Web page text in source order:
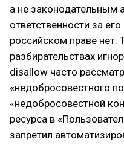
а не законодательным
ответственности за
российском праве нет.
разбирательствах
disallow часто
«недобросовестного
«недобросовестной
ресурса в
запретил